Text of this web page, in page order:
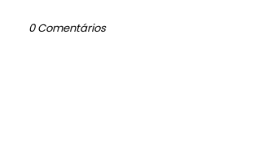
0 Comentários